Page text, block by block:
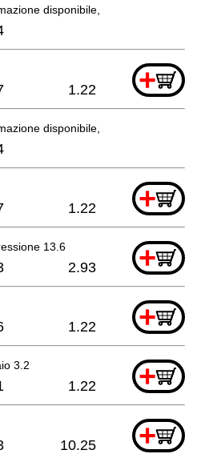
disponibile, non ordinabile
+
1.22
disponibile, non ordinabile
+
1.22
13.6 +
2.93
+
1.22
3.2 +
1.22
+
10.25